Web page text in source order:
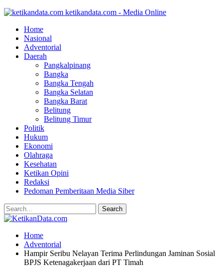
ketikandata.com - Media Online
Home
Nasional
Adventorial
Daerah
Pangkalpinang
Bangka
Bangka Tengah
Bangka Selatan
Bangka Barat
Belitung
Belitung Timur
Politik
Hukum
Ekonomi
Olahraga
Kesehatan
Ketikan Opini
Redaksi
Pedoman Pemberitaan Media Siber
Home
Adventorial
Hampir Seribu Nelayan Terima Perlindungan Jaminan Sosial
BPJS Ketenagakerjaan dari PT Timah